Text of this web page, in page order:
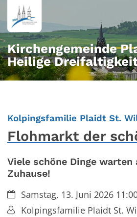
Zum Inhalt springen
Kirchengemeinde
Heilige
Kolpingsfamilie Plaidt St.
Flohmarkt der
Viele schöne Dinge warten
Zuhause!
Datum:Samstag, 13. Juni 2026
Von:Kolpingsfamilie Plaidt St.